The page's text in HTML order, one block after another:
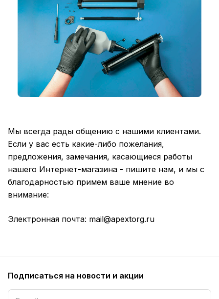
Мы всегда рады общению с нашими клиентами.
Если у вас есть какие-либо пожелания,
предложения, замечания, касающиеся работы
нашего Интернет-магазина - пишите нам, и мы с
благодарностью примем ваше мнение во
внимание:
Электронная почта: mail@apextorg.ru
Подписаться на новости и акции